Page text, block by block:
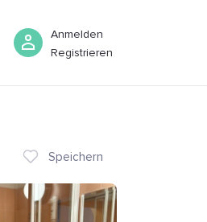
Anmelden
Registrieren
Buchen
Speichern